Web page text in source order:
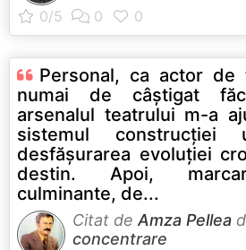
Personal, ca actor de
numai de câştigat
arsenalul teatrului m-a
sistemul construcţiei
desfăşurarea evoluţiei
destin. Apoi,
culminante, de...
Citat de Amza Pellea
concentrare